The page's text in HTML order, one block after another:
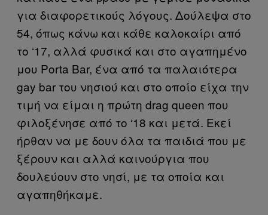
για διαφορετικούς λόγους. Δούλεψα στο
54, όπως κάνω και κάθε καλοκαίρι από
το ‘17, αλλά φυσικά και στο αγαπημένο
μου Porta Bar, ένα από τα παλαιότερα
gay bar του νησιού και στο οποίο είχα την
τιμή να είμαι η πρώτη drag queen που
φιλοξένησε από το ‘18 και μετά. Εκεί
ήρθαν να με δουν όλα τα παιδιά που με
ξέρουν και αλλά καινούργια που
δουλεύουν στο νησί, με τα οποία και
αγαπηθήκαμε.